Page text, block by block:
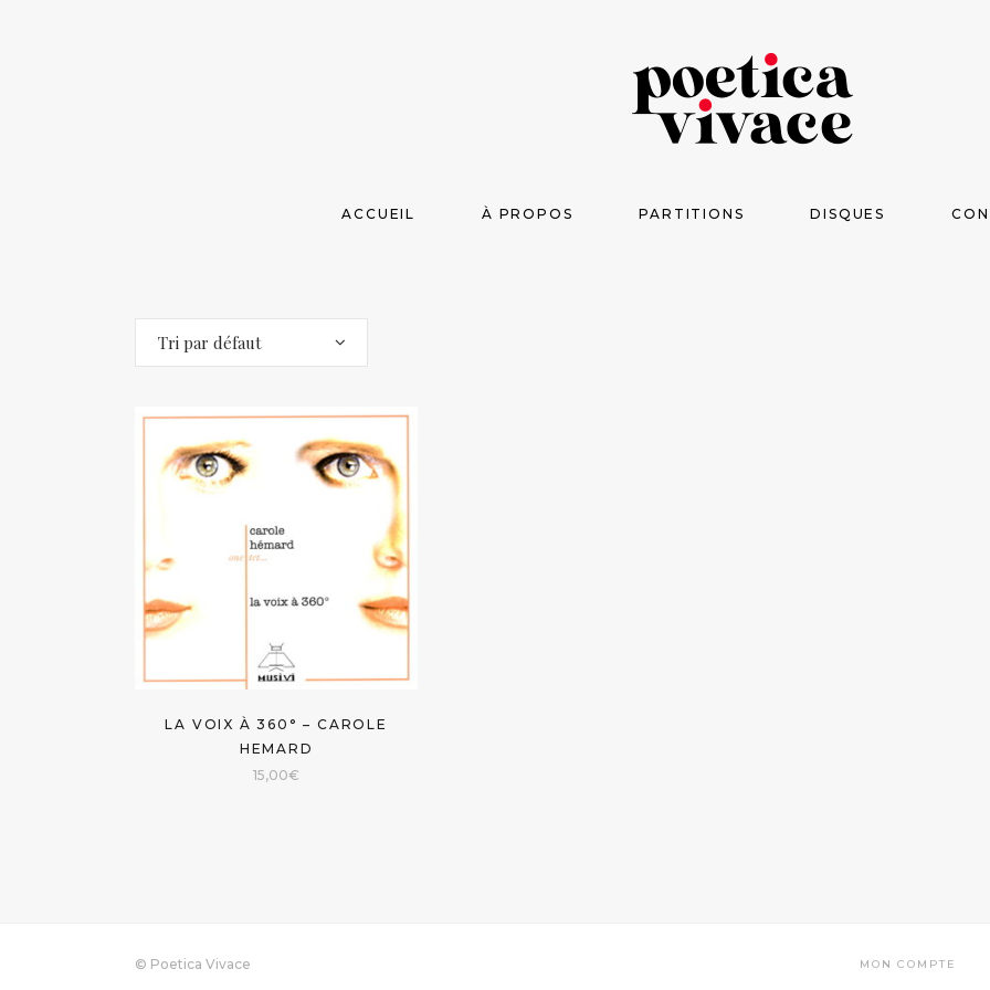
ACCUEIL À PROPOS PARTITIONS DISQUES
Tri par défaut
LA VOIX À 360° – CAROLE
HEMARD
15,00€
© Poetica Vivace MON COMPTE